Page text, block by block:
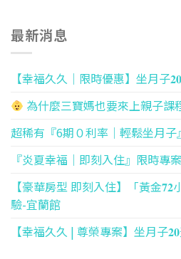
最新消息
【幸福久久｜限時優惠】坐月子
為什麼三寶媽也要來上親子課
超稀有『6期０利率｜輕鬆坐月
『炎夏幸福｜即刻入住』限時專
【豪華房型 即刻入住】「黃金
驗-宜蘭館
【幸福久久 | 尊榮專案】坐月子